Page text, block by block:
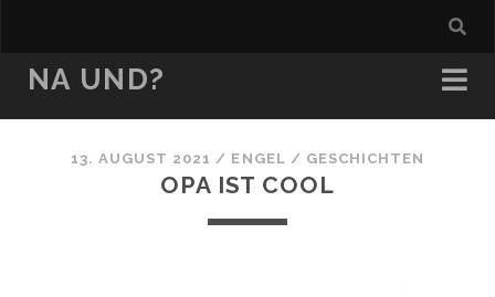
NA UND?
13. AUGUST 2021 / ENGEL / GESCHICHTEN
OPA IST COOL